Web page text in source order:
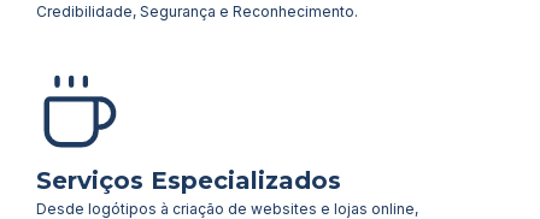
Credibilidade, Segurança e Reconhecimento.
Serviços Especializados
Desde logótipos à criação de websites e lojas online,